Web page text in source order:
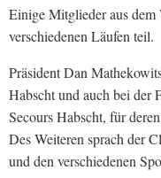
Einige Mitglieder aus dem
verschiedenen Läufen teil.
Präsident Dan
Habscht und auch bei der
Secours Habscht, für
Des Weiteren sprach der
und den verschiedenen